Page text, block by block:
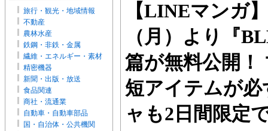
旅行・観光・地域情報
不動産
農林水産
鉄鋼・非鉄・金属
繊維・エネルギー・素材
精密機器
新聞・出版・放送
食品関連
商社・流通業
自動車・自動車部品
国・自治体・公共機関
【LINEマンガ
（月）より『
篇が無料公開！
短アイテムが
ャも2日間限定